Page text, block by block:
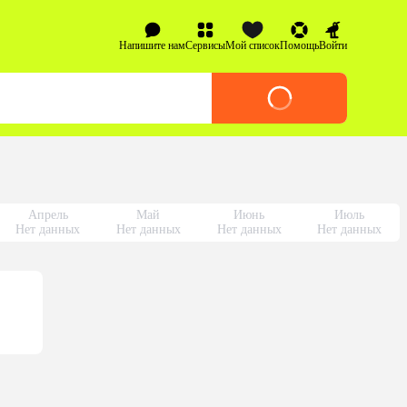
Напишите намСервисыМой списокПомощьВойти
Апрель
Нет данных
Май
Нет данных
Июнь
Нет данных
Июль
Нет данных